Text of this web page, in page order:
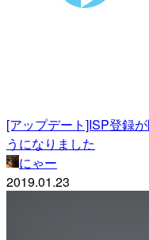
[アップデート]ISP登録
うになりました
にゃー
2019.01.23